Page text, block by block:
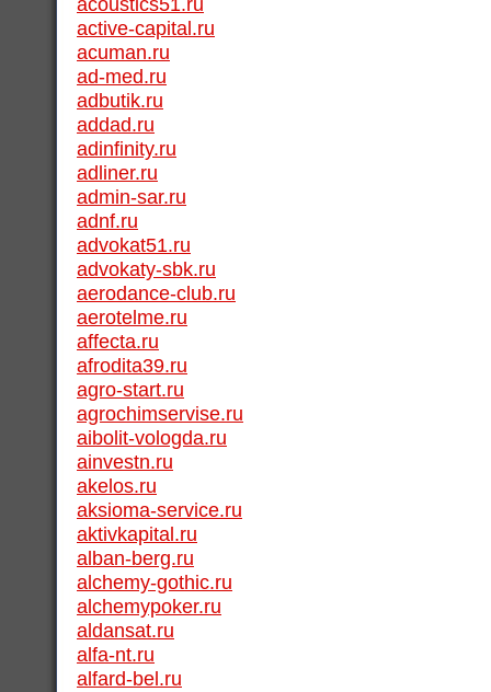
active-capital.ru
acuman.ru
ad-med.ru
adbutik.ru
addad.ru
adinfinity.ru
adliner.ru
admin-sar.ru
adnf.ru
advokat51.ru
advokaty-sbk.ru
aerodance-club.ru
aerotelme.ru
affecta.ru
afrodita39.ru
agro-start.ru
agrochimservise.ru
aibolit-vologda.ru
ainvestn.ru
akelos.ru
aksioma-service.ru
aktivkapital.ru
alban-berg.ru
alchemy-gothic.ru
alchemypoker.ru
aldansat.ru
alfa-nt.ru
alfard-bel.ru